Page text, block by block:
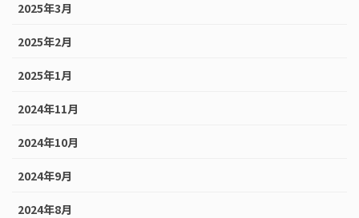
2025年3月
2025年2月
2025年1月
2024年11月
2024年10月
2024年9月
2024年8月